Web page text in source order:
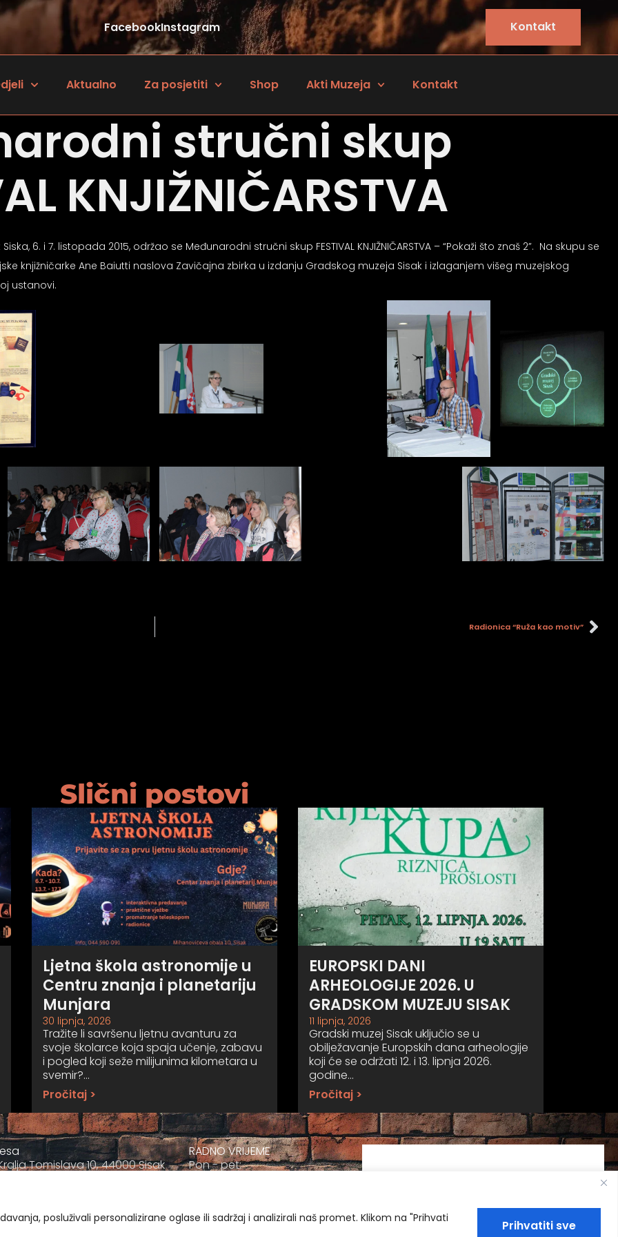
posluživali personalizirane oglase ili sadržaj i analizirali naš promet. Klikom na "Prihvati
Prihvatiti sve
FacebookInstagram Kontakt
Aktualno Za posjetiti Shop Akti Muzeja Kontakt
stručni skup
KNJIŽNIČARSTVA
6. i 7. listopada 2015, održao se Međunarodni stručni skup FESTIVAL KNJIŽNIČARSTVA – “Pokaži što znaš 2”. Na skupu se
knjižničarke Ane Baiutti naslova Zavičajna zbirka u izdanju Gradskog muzeja Sisak i izlaganjem višeg muzejskog
ustanovi.
Radionica “Ruža kao motiv”
Slični postovi
Ljetna škola astronomije u
Centru znanja i planetariju
Munjara
30 lipnja, 2026
Tražite li savršenu ljetnu avanturu za
svoje školarce koja spaja učenje, zabavu
i pogled koji seže milijunima kilometara u
svemir?…
Pročitaj >
EUROPSKI DANI
ARHEOLOGIJE 2026. U
GRADSKOM MUZEJU SISAK
11 lipnja, 2026
Gradski muzej Sisak uključio se u
obilježavanje Europskih dana arheologije
koji će se održati 12. i 13. lipnja 2026.
godine…
Pročitaj >
Tomislava 10, 44000 Sisak
RADNO VRIJEME
Pon - pet:
09:00-12:00